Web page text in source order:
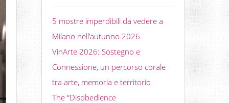
5 mostre imperdibili da vedere a
Milano nell’autunno 2026
VinArte 2026: Sostegno e
Connessione, un percorso corale
tra arte, memoria e territorio
The “Disobedience